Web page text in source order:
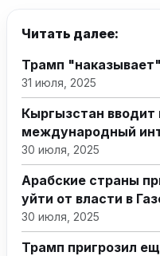
Читать далее:
Трамп
31 июля, 2025
Кыргызстан
международный
30 июля, 2025
Арабские страны
уйти от власти в
30 июля, 2025
Трамп пригрозил